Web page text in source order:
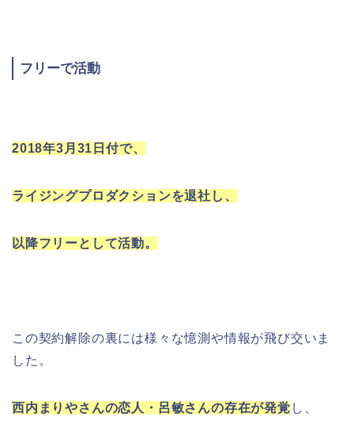
フリーで活動
2018年3月31日付で、
ライジングプロダクションを退社し、
以降フリーとして活動。
この契約解除の裏には様々な憶測や情報が飛び交いま
した。
西内まりやさんの恋人・呂敏さんの存在が発覚 し、